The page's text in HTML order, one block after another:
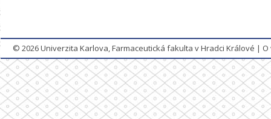
© 2026Univerzita Karlova, Farmaceutická fakulta v Hradci Králové |